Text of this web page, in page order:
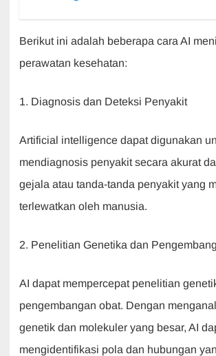
Berikut ini adalah beberapa cara AI
perawatan kesehatan:
1. Diagnosis dan Deteksi Penyakit
Artificial intelligence dapat digunakan
mendiagnosis penyakit secara akurat
gejala atau tanda-tanda penyakit yang
terlewatkan oleh manusia.
2. Penelitian Genetika dan
AI dapat mempercepat penelitian
pengembangan obat. Dengan
genetik dan molekuler yang besar, AI
mengidentifikasi pola dan hubungan